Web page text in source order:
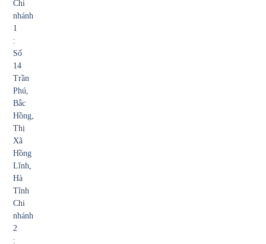
Chi
nhánh
1
:
Số
14
Trần
Phú,
Bắc
Hồng,
Thị
Xã
Hồng
Lĩnh,
Hà
Tĩnh
Chi
nhánh
2
: